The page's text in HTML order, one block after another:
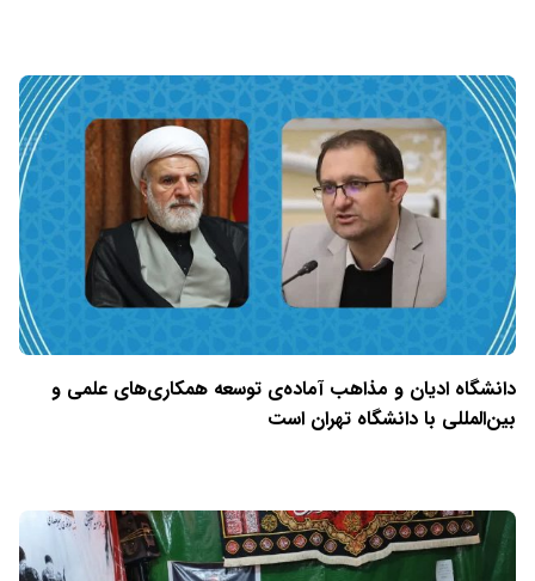
دانشگاه ادیان و مذاهب آماده‌ی توسعه همکاری‌های علمی و
بین‌المللی با دانشگاه تهران است